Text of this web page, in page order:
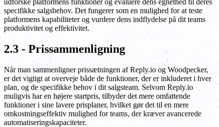
udforske platformens funktioner og evaluere dens egnethed til deres
specifikke salgsbehov. Det fungerer som en mulighed for at teste
platformens kapabiliteter og vurdere dens indflydelse på dit teams
produktivitet og effektivitet.
2.3 - Prissammenligning
Når man sammenligner prissætningen af Reply.io og Woodpecker,
er det vigtigt at overveje både de funktioner, der er inkluderet i hver
plan, og de specifikke behov i dit salgsteam. Selvom Reply.io
muligvis har en højere startpris, tilbyder det mere omfattende
funktioner i sine lavere prisplaner, hvilket gør det til en mere
omkostningseffektiv mulighed for teams, der kræver avancerede
automatiseringskapaciteter.